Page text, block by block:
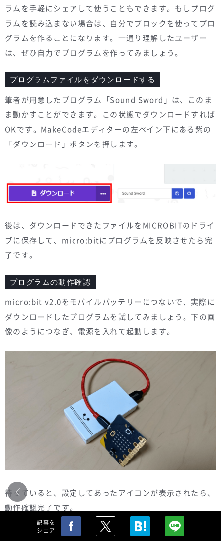
ラムを手軽にシェアして使うこともできます。もしプログ
ラムを読み込まない場合は、自分でブロックを使ってプロ
グラムを作ることになります。一通り理解したユーザー
は、ぜひ自力でプログラムを作ってみましょう。
プログラムファイルをダウンロードする
筆者が用意したプログラム「Sound Sword」は、このま
ま動かすことができます。この状態でダウンロードすれば
OKです。MakeCodeエディターの左ペイン下にある紫の
「ダウンロード」ボタンを押します。
後は、ダウンロードできたファイルをMICROBITのドライ
ブに保存して、micro:bitにプログラムを反映させたら完
了です。
プログラムの動作確認
micro:bit v2.0をモバイルバッテリーにつないで、実際に
ダウンロードしたプログラムを試してみましょう。下の画
像のようにつなぎ、電源を入れて起動します。
待っていると、設定してあったアイコンが表示されたら、
動作確認完了です。
記事を
シェア